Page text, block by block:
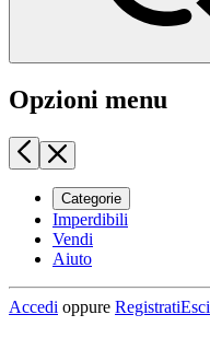
Opzioni menu
Categorie
Imperdibili
Vendi
Aiuto
Accedi oppure RegistratiEsci